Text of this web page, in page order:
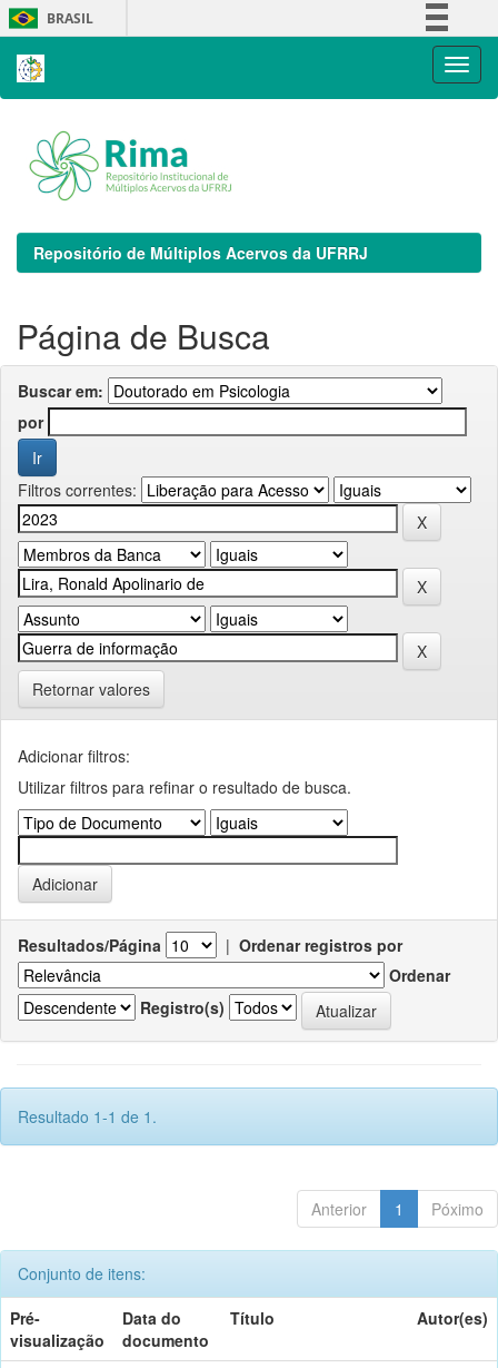
Skip
navigation
BRASIL
Repositório de Múltiplos Acervos da UFRRJ
Página de Busca
Buscar em:
por
Filtros correntes:
Retornar valores
Adicionar filtros:
Utilizar filtros para refinar o resultado de busca.
Resultados/Página | Ordenar registros por
Ordenar
Registro(s)
Resultado 1-1 de 1.
Anterior 1 Póximo
Conjunto de itens:
Pré-
visualização
Data do
documento
Título Autor(es)